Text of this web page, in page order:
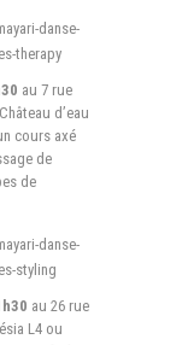
danse-
therapy
au 7 rue
d’eau
cours axé
de
de
danse-
styling
au 26 rue
L4 ou